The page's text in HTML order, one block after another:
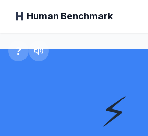
Human Benchmark
ホーム
反応時間テスト
?
⚡